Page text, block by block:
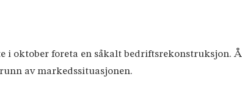
i oktober foreta en såkalt bedriftsrekonstruksjon.
av markedssituasjonen.